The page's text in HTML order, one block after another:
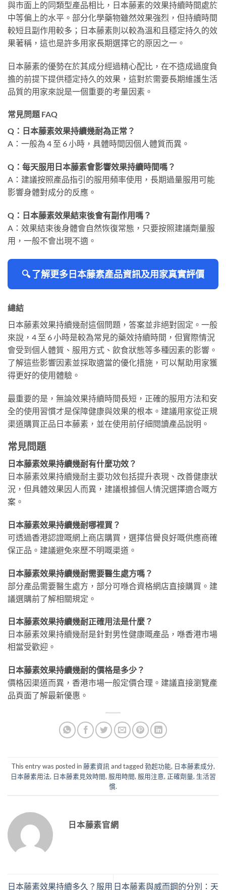
與市面上的同類型產品相比，日本藤素的效果持續時間處於
中等偏上的水平。部分化學藥物雖然效果強烈，但持續時間
較短且副作用較多；日本藤素則以較為溫和且穩定持久的效
果著稱，這也是許多用家長期選擇它的原因之一。
日本藤素的優勢在於其成分經過精心配比，在不造成過度負
擔的前提下提供穩定持久的效果，這對於需要長期維護生活
品質的用家來說是一個重要的考量因素。
常見問題 FAQ
Q：日本藤素效果持續幾耐為正常？
A：一般為 4 至 6 小時，具體時間因個人體質而異。
Q：每天服用日本藤素會影響效果持續時間嗎？
A：建議按照產品指引的服用頻率使用，長期過量服用可能
影響身體對成分的反應。
Q：日本藤素效果結束後會有副作用嗎？
A：效果結束後身體會自然恢復常態，只要按照建議劑量服
用，一般不會出現不適。
🔍 了解更多日本藤素產品資訊及用家真實評價
總結
日本藤素效果持續幾耐這個問題，答案並非絕對固定。一般
來說，4 至 6 小時是較為常見的藥效持續時間，但實際情況
會受到個人體質、服用方式、飲食狀態等多種因素的影響。
了解這些影響因素並採取適當的優化措施，可以幫助用家獲
得更好的使用體驗。
最重要的是，無論效果持續時間長短，正確的服用方法和安
全的使用習慣才是保障健康與效果的根本。建議用家從正規
渠道購買正品日本藤素，並在使用前仔細閱讀產品說明。
常見問題
日本藤素效果持續幾耐有什麼功效？
日本藤素效果持續幾耐主要功效包括提升表現、改善健康狀
況，但具體效果因人而異，建議根據個人情況選擇適合嘅方
案。
日本藤素效果持續幾耐哪裡買？
可透過香港認證嘅網上商店購買，選擇信譽良好嘅供應商確
保正品。建議避免來歷不明嘅渠道。
日本藤素效果持續幾耐需要醫生處方嗎？
部分產品需要醫生處方，部分可喺合資格網店直接購買。建
議選購前了解相關規定。
日本藤素效果持續幾耐正確用法是什麼？
日本藤素效果持續幾耐是針對男性健康嘅產品，喺香港市場
相當受歡迎。
日本藤素效果持續幾耐的價格是多少？
價格因渠道而異，香港市場一般定價合理。建議直接瀏覽產
品頁面了解最新優惠。
This entry was posted in藤素資訊 and tagged勃起功能, 日本藤素成分,
日本藤素用法, 日本藤素見效時間, 服用時間, 服用注意, 正確劑量, 生活習
慣.
日本藤素官網
日本藤素效果持續多久？服用 日本藤素與威而鋼的分別：天